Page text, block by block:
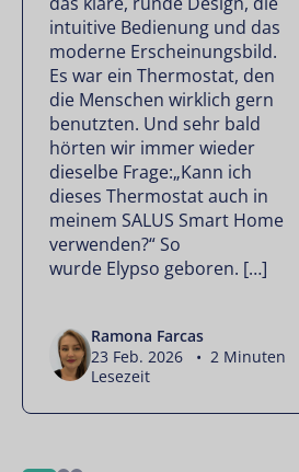
intuitive Bedienung und das
moderne Erscheinungsbild.
Es war ein Thermostat, den
die Menschen wirklich gern
benutzten. Und sehr bald
hörten wir immer wieder
dieselbe Frage:„Kann ich
dieses Thermostat auch in
meinem SALUS Smart Home
verwenden?“ So
wurde Elypso geboren. […]
Ramona Farcas
23 Feb. 2026 • 2 Minuten
Lesezeit